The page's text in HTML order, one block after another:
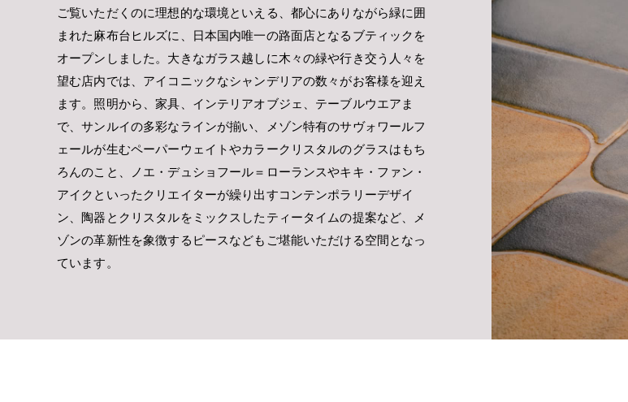
ご覧いただくのに理想的な環境といえる、都心にありながら緑に囲
まれた麻布台ヒルズに、日本国内唯一の路面店となるブティックを
オープンしました。大きなガラス越しに木々の緑や行き交う人々を
望む店内では、アイコニックなシャンデリアの数々がお客様を迎え
ます。照明から、家具、インテリアオブジェ、テーブルウエアま
で、サンルイの多彩なラインが揃い、メゾン特有のサヴォワールフ
ェールが生むペーパーウェイトやカラークリスタルのグラスはもち
ろんのこと、ノエ・デュショフール＝ローランスやキキ・ファン・
アイクといったクリエイターが繰り出すコンテンポラリーデザイ
ン、陶器とクリスタルをミックスしたティータイムの提案など、メ
ゾンの革新性を象徴するピースなどもご堪能いただける空間となっ
ています。